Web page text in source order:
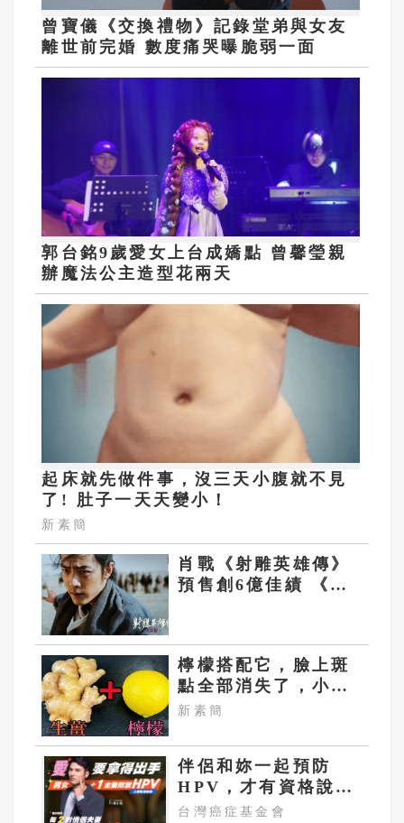
曾寶儀《交換禮物》記錄堂弟與女友
離世前完婚 數度痛哭曝脆弱一面
郭台銘9歲愛女上台成嬌點 曾馨瑩親
辦魔法公主造型花兩天
起床就先做件事，沒三天小腹就不見
了! 肚子一天天變小！
新素簡
肖戰《射雕英雄傳》
預售創6億佳績 《甄
檸檬搭配它，臉上斑
點全部消失了，小肚
子都變平坦了
新素簡
伴侶和妳一起預防
HPV，才有資格說愛
妳！
台灣癌症基金會